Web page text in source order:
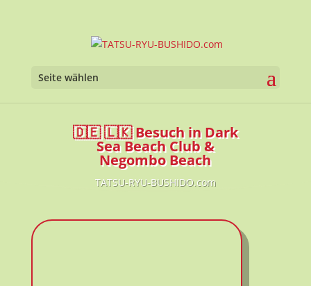
Seite wählen
🇩🇪 🇱🇰 Besuch in Dark
Sea Beach Club &
Negombo Beach
TATSU-RYU-BUSHIDO.com